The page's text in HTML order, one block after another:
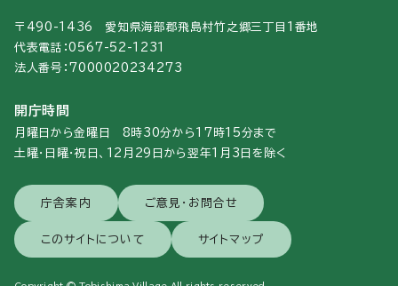
〒490-1436 愛知県海部郡飛島村竹之郷三丁目1番地
代表電話：0567-52-1231
法人番号：7000020234273
開庁時間
月曜日から金曜日 8時30分から17時15分まで
土曜・日曜・祝日、12月29日から翌年1月3日を除く
庁舎案内 ご意見・お問合せ
このサイトについて サイトマップ